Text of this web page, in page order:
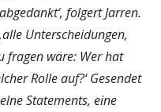
folgert Jarren.
Unterscheidungen,
fragen wäre: Wer hat
Rolle auf?‘ Gesendet
Statements, eine